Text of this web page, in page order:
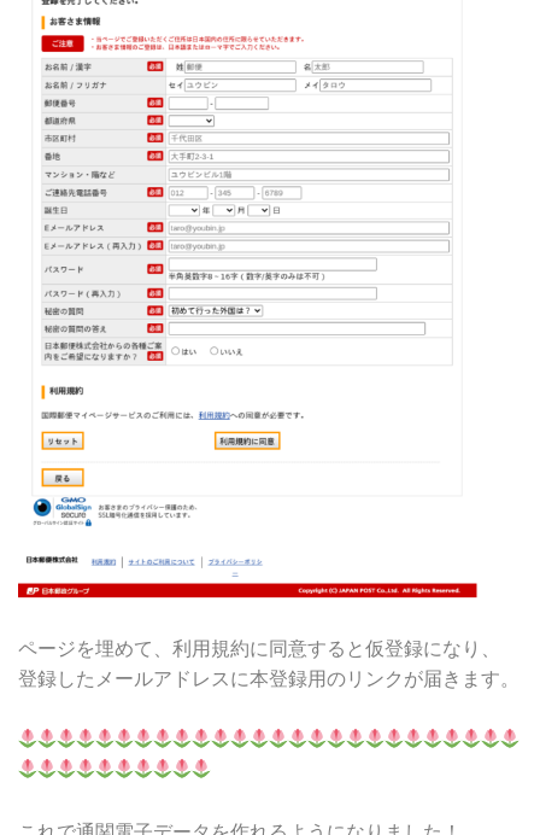
ページを埋めて、利用規約に同意すると仮登録になり、
登録したメールアドレスに本登録用のリンクが届きます。